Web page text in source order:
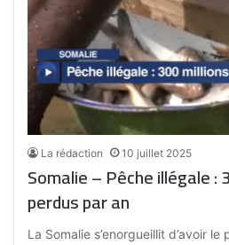
La rédaction 10 juillet 2025
Somalie – Pêche illégale :
perdus par an
La Somalie s’enorgueillit d’avoir